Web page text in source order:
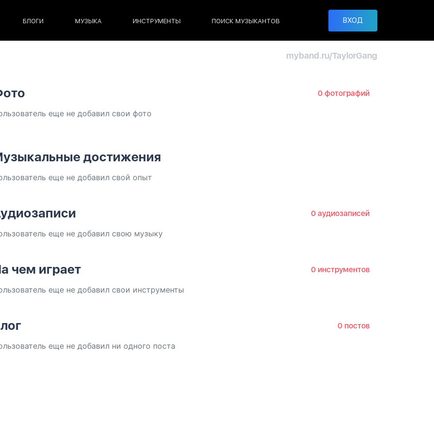
БЛОГИ МУЗЫКА ИНСТРУМЕНТЫ ПОИСК МУЗЫКАНТОВ ВХОД
myband.ru/TaylorGang
0 фотографий
еще не добавил свои фото
достижения
еще не добавил свой опыт
0 аудиозаписей
еще не добавил свою музыку
чем играет 0 инструментов
еще не добавил свои инструменты
0 постов
еще не добавил ни одного поста